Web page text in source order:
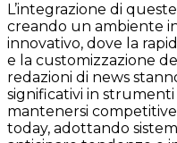
L’integrazione di
creando un ambiente
innovativo, dove la
e la customizzazione
redazioni di news
significativi in
mantenersi
today, adottando